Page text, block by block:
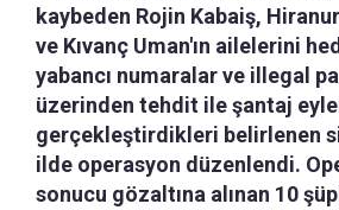
kaybeden Rojin Kabaiş,
ve Kıvanç Uman'ın ailelerini
yabancı numaralar ve illegal
üzerinden tehdit ile şantaj
gerçekleştirdikleri belirlenen
ilde operasyon düzenlendi.
sonucu gözaltına alınan 10